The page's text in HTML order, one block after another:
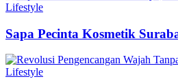
Lifestyle
Sapa Pecinta Kosmetik
Lifestyle